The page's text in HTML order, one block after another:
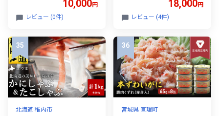
10,000円
レビュー (0件)
（大） 約1.5kg～1.8kg F6L
-1458
18,000円
レビュー (4件)
北海道 稚内市 宮城県 亘理町